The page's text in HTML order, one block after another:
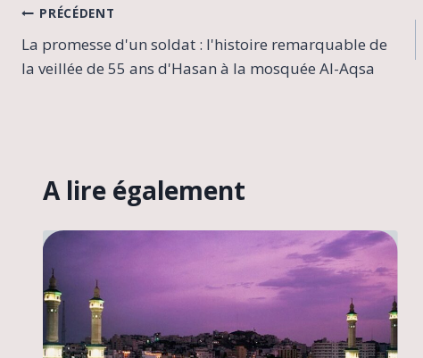
Navigation
de
PRÉCÉDENT
La promesse d'un soldat : ​​l'histoire remarquable de
la veillée de 55 ans d'Hasan à la mosquée Al-Aqsa
A lire également